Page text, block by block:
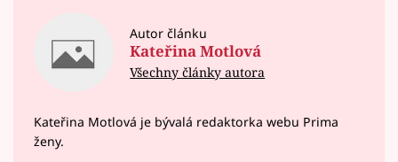
Autor článku
Kateřina Motlová
Všechny články autora
Kateřina Motlová je bývalá redaktorka webu Prima
ženy.